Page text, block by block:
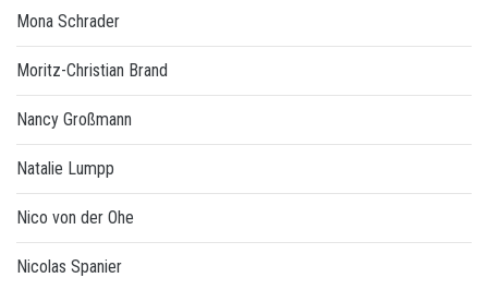
Mona Schrader
Moritz-Christian Brand
Nancy Großmann
Natalie Lumpp
Nico von der Ohe
Nicolas Spanier